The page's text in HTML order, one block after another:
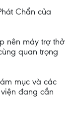
Chẩn của
nên máy trợ thở
quan trọng
mục và các
đang cần